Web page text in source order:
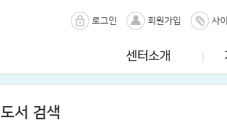
로그인 회원가입 사
센터소개
도서 검색